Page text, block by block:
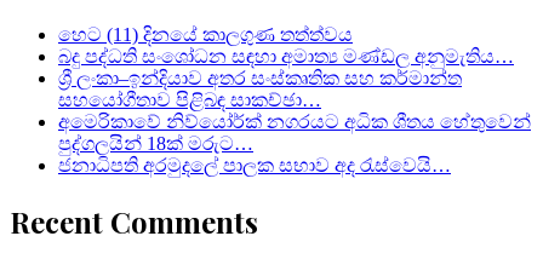
හෙට (11) දිනයේ කාලගුණ තත්ත්වය
බදු පද්ධති සංශෝධන සඳහා අමාත්‍ය මණ්ඩල අනුමැතිය…
ශ්‍රී ලංකා–ඉන්දියාව අතර සංස්කෘතික සහ කර්මාන්ත
සහයෝගීතාව පිළිබඳ සාකච්ඡා…
අමෙරිකාවේ නිව්යෝර්ක් නගරයට අධික ශීතය හේතුවෙන්
පුද්ගලයින් 18ක් මරුට…
ජනාධිපති අරමුදලේ පාලක සභාව අද රැස්වෙයි…
Recent Comments